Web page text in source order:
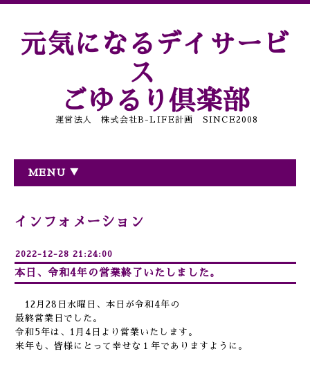
元気になるデイサービ
ス
ごゆるり倶楽部
運営法人 株式会社B-LIFE計画 SINCE2008
MENU ▼
インフォメーション
2022-12-28 21:24:00
本日、令和4年の営業終了いたしました。
12月28日水曜日、本日が令和4年の
最終営業日でした。
令和5年は、1月4日より営業いたします。
来年も、皆様にとって幸せな１年でありますように。